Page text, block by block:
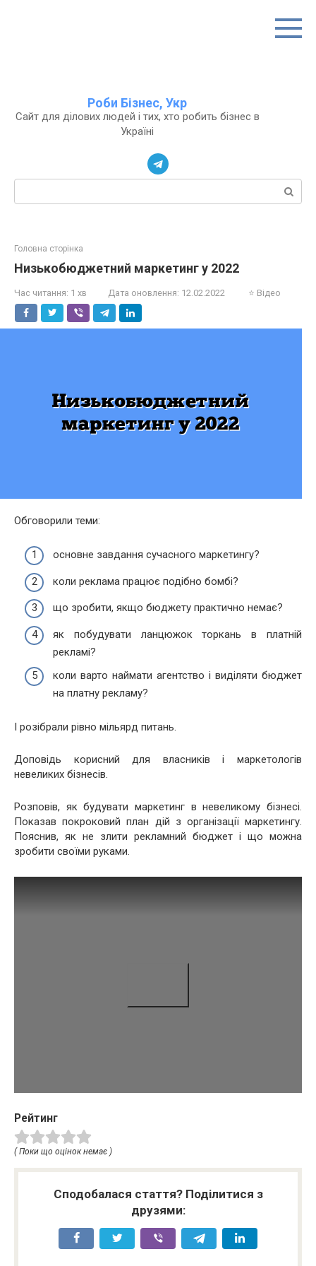
Роби Бізнес, Укр
Сайт для ділових людей і тих, хто робить бізнес в
Україні
Головна сторінка
Низькобюджетний маркетинг у 2022
Час читання: 1 хв Дата оновлення: 12.02.2022 ⭐ Відео
Обговорили теми:
основне завдання сучасного маркетингу?
коли реклама працює подібно бомбі?
що зробити, якщо бюджету практично немає?
як побудувати ланцюжок торкань в платній
рекламі?
коли варто наймати агентство і виділяти бюджет
на платну рекламу?
І розібрали рівно мільярд питань.
Доповідь корисний для власників і маркетологів
невеликих бізнесів.
Розповів, як будувати маркетинг в невеликому бізнесі.
Показав покроковий план дій з організації маркетингу.
Пояснив, як не злити рекламний бюджет і що можна
зробити своїми руками.
Рейтинг
( Поки що оцінок немає )
Сподобалася стаття? Поділитися з
друзями: